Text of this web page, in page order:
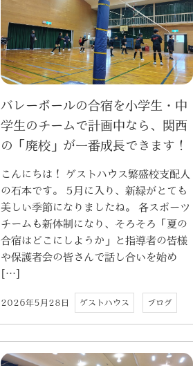
バレーボールの合宿を小学生・中
学生のチームで計画中なら、関西
の「廃校」が一番成長できます！
こんにちは！ ゲストハウス繁盛校支配人
の石本です。 5月に入り、新緑がとても
美しい季節になりましたね。 各スポーツ
チームも新体制になり、そろそろ「夏の
合宿はどこにしようか」と指導者の皆様
や保護者会の皆さんで話し合いを始め
[…]
2026年5月28日 ゲストハウス ブログ